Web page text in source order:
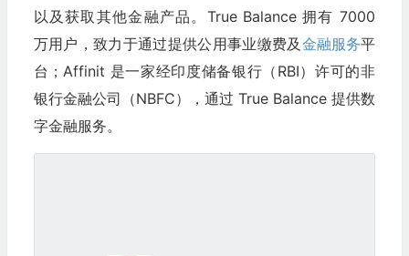
以及获取其他金融产品。True Balance 拥有 7000
万用户，致力于通过提供公用事业缴费及 金融服务平
台；Affinit 是一家经印度储备银行（RBI）许可的非
银行金融公司（NBFC），通过 True Balance 提供数
字金融服务。